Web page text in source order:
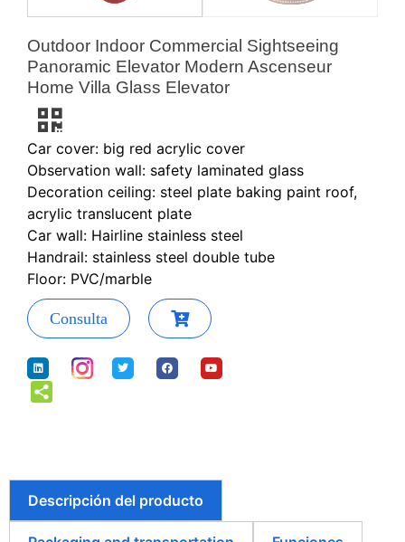
Outdoor Indoor Commercial Sightseeing
Panoramic Elevator Modern Ascenseur
Home Villa Glass Elevator
Car cover: big red acrylic cover
Observation wall: safety laminated glass
Decoration ceiling: steel plate baking paint roof,
acrylic translucent plate
Car wall: Hairline stainless steel
Handrail: stainless steel double tube
Floor: PVC/marble
Consulta
Descripción del producto